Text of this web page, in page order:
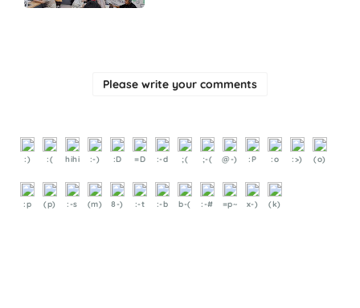
Please write your comments
:) :( hihi :-) :D =D :-d ;( ;-( @-) :P :o :>) (o)
:p (p) :-s (m) 8-) :-t :-b b-( :-# =p~ x-) (k)